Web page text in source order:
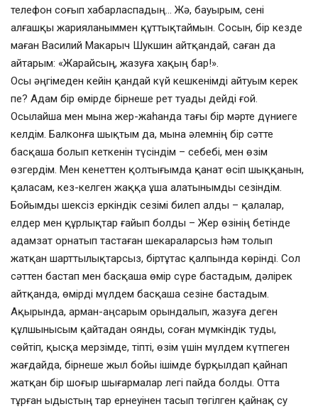
телефон соғып хабарласпадың… Жә, бауырым, сені
алғашқы жарияланыммен құттықтаймын. Сосын, бір кезде
маған Василий Макарыч Шукшин айтқандай, саған да
айтарым: «Жарайсың, жазуға хақың бар!».
Осы әңгімеден кейін қандай күй кешкенімді айтуым керек
пе? Адам бір өмірде бірнеше рет туады дейді ғой.
Осылайша мен мына жер-жаһанда тағы бір мәрте дүниеге
келдім. Балконға шықтым да, мына әлемнің бір сәтте
басқаша болып кеткенін түсіндім – себебі, мен өзім
өзгердім. Мен кенеттен қолтығымда қанат өсіп шыққанын,
қаласам, кез-келген жаққа ұша алатынымды сезіндім.
Бойымды шексіз еркіндік сезімі билеп алды – қалалар,
елдер мен құрлықтар ғайып болды – Жер өзінің бетінде
адамзат орнатып тастаған шекараларсыз һәм толып
жатқан шарттылықтарсыз, біртұтас қалпында көрінді. Сол
сәттен бастап мен басқаша өмір сүре бастадым, дәлірек
айтқанда, өмірді мүлдем басқаша сезіне бастадым.
Ақырында, арман-аңсарым орындалып, жазуға деген
құлшынысым қайтадан оянды, соған мүмкіндік туды,
сөйтіп, қысқа мерзімде, тіпті, өзім үшін мүлдем күтпеген
жағдайда, бірнеше жыл бойы ішімде бұрқылдап қайнап
жатқан бір шоғыр шығармалар легі пайда болды. Отта
тұрған ыдыстың тар ернеуінен тасып төгілген қайнақ су